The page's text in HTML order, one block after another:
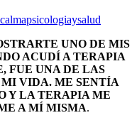
calmapsicologiaysalud
UNO DE MIS
ACUDÍ A TERAPIA
FUE UNA DE LAS
MI VIDA. ME SENTÍA
Y LA TERAPIA ME
A MÍ MISMA.